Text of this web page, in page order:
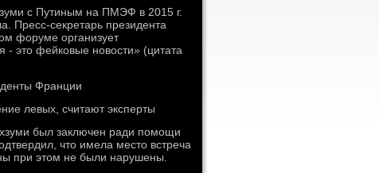
с Путиным на ПМЭФ в 2015 г.
Пресс-секретарь президента
форуме организует
- это фейковые новости» (цитата
Франции
левых, считают эксперты
был заключен ради помощи
что имела место встреча
при этом не были нарушены.